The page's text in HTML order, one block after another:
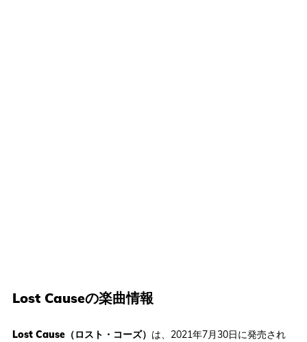
Lost Causeの楽曲情報
Lost Cause（ロスト・コーズ） は、2021年7月30日に発売され